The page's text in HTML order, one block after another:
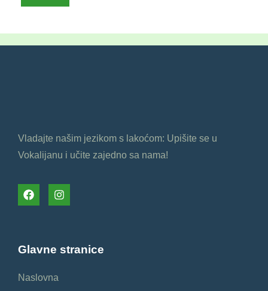
Vladajte našim jezikom s lakoćom: Upišite se u
Vokalijanu i učite zajedno sa nama!
Glavne stranice
Naslovna